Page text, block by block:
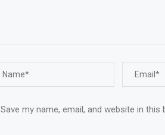
Save my name, email, and website in